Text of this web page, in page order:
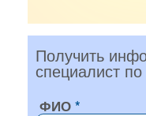
Получить
специалист
ФИО